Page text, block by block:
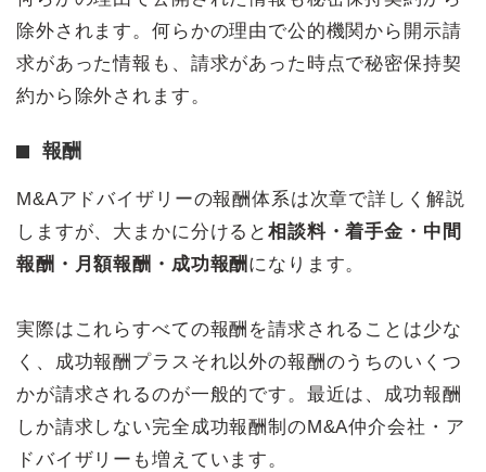
除外されます。何らかの理由で公的機関から開示請
求があった情報も、請求があった時点で秘密保持契
約から除外されます。
報酬
M&Aアドバイザリーの報酬体系は次章で詳しく解説
しますが、大まかに分けると相談料・着手金・中間
報酬・月額報酬・成功報酬 になります。
実際はこれらすべての報酬を請求されることは少な
く、成功報酬プラスそれ以外の報酬のうちのいくつ
かが請求されるのが一般的です。最近は、成功報酬
しか請求しない完全成功報酬制のM&A仲介会社・ア
ドバイザリーも増えています。